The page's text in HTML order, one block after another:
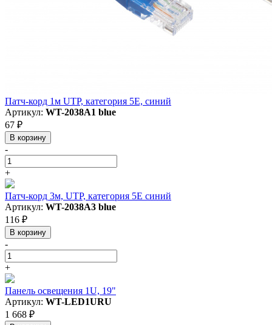
Патч-корд 1м UTP, категория 5E, синий
Артикул: WT-2038A1 blue
67 ₽
В корзину
-
+
Патч-корд 3м, UTP, категория 5E синий
Артикул: WT-2038A3 blue
116 ₽
В корзину
-
+
Панель освещения 1U, 19"
Артикул: WT-LED1URU
1 668 ₽